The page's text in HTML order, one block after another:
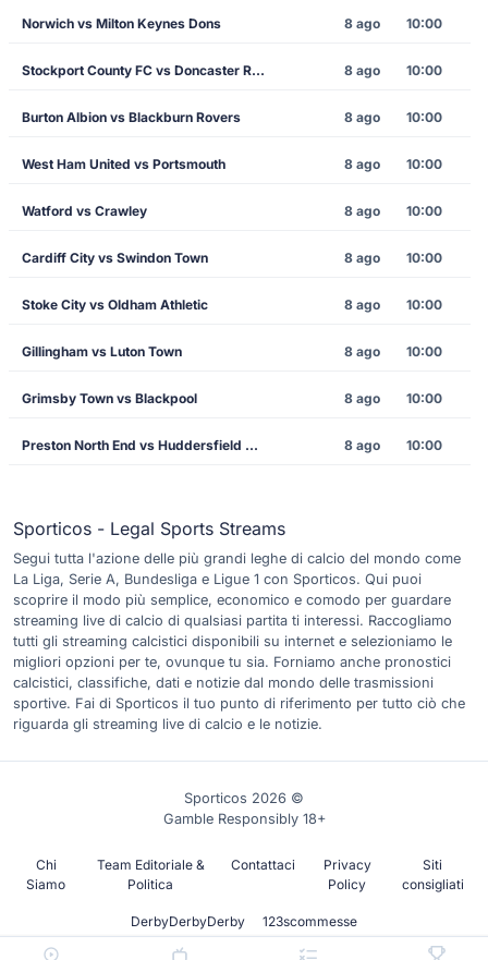
Norwich vs Milton Keynes Dons 8 ago 10:00
Stockport County FC vs Doncaster Rovers 8 ago 10:00
Burton Albion vs Blackburn Rovers 8 ago 10:00
West Ham United vs Portsmouth 8 ago 10:00
Watford vs Crawley 8 ago 10:00
Cardiff City vs Swindon Town 8 ago 10:00
Stoke City vs Oldham Athletic 8 ago 10:00
Gillingham vs Luton Town 8 ago 10:00
Grimsby Town vs Blackpool 8 ago 10:00
Preston North End vs Huddersfield Town 8 ago 10:00
Sporticos - Legal Sports Streams
Segui tutta l'azione delle più grandi leghe di calcio del mondo come
La Liga, Serie A, Bundesliga e Ligue 1 con Sporticos. Qui puoi
scoprire il modo più semplice, economico e comodo per guardare
streaming live di calcio di qualsiasi partita ti interessi. Raccogliamo
tutti gli streaming calcistici disponibili su internet e selezioniamo le
migliori opzioni per te, ovunque tu sia. Forniamo anche pronostici
calcistici, classifiche, dati e notizie dal mondo delle trasmissioni
sportive. Fai di Sporticos il tuo punto di riferimento per tutto ciò che
riguarda gli streaming live di calcio e le notizie.
Sporticos 2026 ©
Gamble Responsibly 18+
Chi
Siamo
Team Editoriale &
Politica
Contattaci
Privacy
Policy
Siti
consigliati
DerbyDerbyDerby 123scommesse